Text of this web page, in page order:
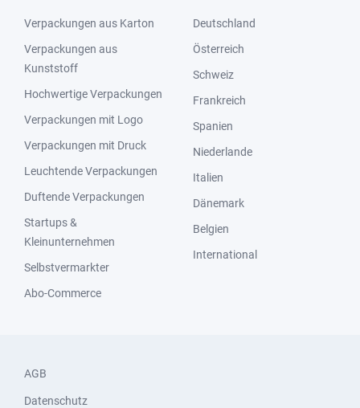
Verpackungen aus Karton
Verpackungen aus
Kunststoff
Hochwertige Verpackungen
Verpackungen mit Logo
Verpackungen mit Druck
Leuchtende Verpackungen
Duftende Verpackungen
Startups &
Kleinunternehmen
Selbstvermarkter
Abo-Commerce
Deutschland
Österreich
Schweiz
Frankreich
Spanien
Niederlande
Italien
Dänemark
Belgien
International
AGB
Datenschutz